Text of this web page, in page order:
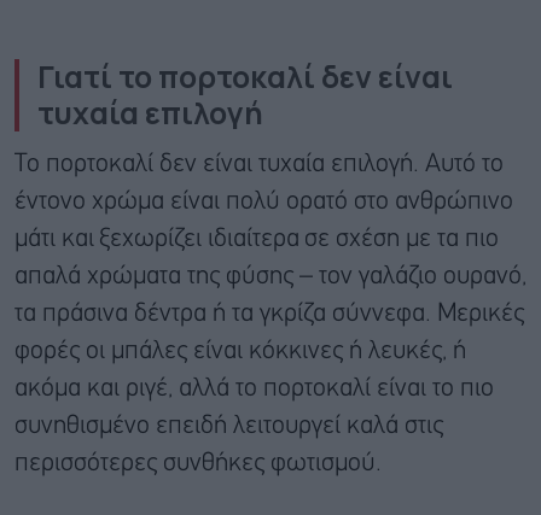
Γιατί το πορτοκαλί δεν είναι
τυχαία επιλογή
Το πορτοκαλί δεν είναι τυχαία επιλογή. Αυτό το
έντονο χρώμα είναι πολύ ορατό στο ανθρώπινο
μάτι και ξεχωρίζει ιδιαίτερα σε σχέση με τα πιο
απαλά χρώματα της φύσης – τον γαλάζιο ουρανό,
τα πράσινα δέντρα ή τα γκρίζα σύννεφα. Μερικές
φορές οι μπάλες είναι κόκκινες ή λευκές, ή
ακόμα και ριγέ, αλλά το πορτοκαλί είναι το πιο
συνηθισμένο επειδή λειτουργεί καλά στις
περισσότερες συνθήκες φωτισμού.